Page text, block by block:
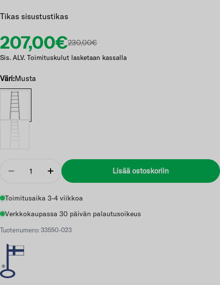
Tikas sisustustikas
Etuhinta
207,00€
Normaalihinta
230,00€
Sis. ALV. Toimituskulut lasketaan kassalla
Väri:Musta
Vähennä Lisää
Lisää ostoskoriin
Toimitusaika 3-4 viikkoa
Verkkokaupassa 30 päivän palautusoikeus
Tuotenumero: 33550-023